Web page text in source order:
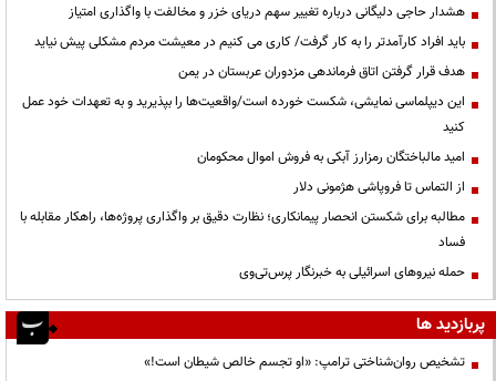
هشدار حاجی دلیگانی درباره تغییر سهم دریای خزر و مخالفت با واگذاری امتیاز
باید افراد کارآمدتر را به کار گرفت/ کاری می کنیم در معیشت مردم مشکلی پیش نیاید
هدف قرار گرفتن اتاق‌ فرماندهی مزدوران عربستان در یمن
این دیپلماسی نمایشی، شکست خورده است/واقعیت‌ها را بپذیرید و به تعهدات خود عمل
کنید
امید مالباختگان رمزارز آبکی به فروش اموال محکومان
از التماس تا فروپاشی هژمونی دلار
مطالبه برای شکستن انحصار پیمانکاری؛ نظارت دقیق بر واگذاری پروژه‌ها، راهکار مقابله با
فساد
حمله نیروهای اسرائیلی به خبرنگار پرس‌تی‌وی
پربازدید ها
تشخیص روان‌شناختی ترامپ: «او تجسم خالص شیطان است!»